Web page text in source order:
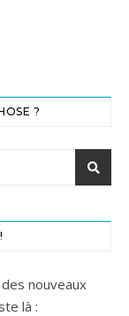
?
nouveaux
là :